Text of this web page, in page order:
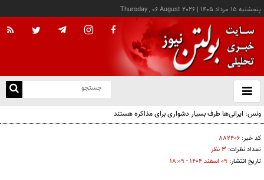
پنجشنبه ۱۵ مرداد ۱۴۰۵ |
Thursday , 06 August 2026
باز
و
کد خبر: ۸۸۲۴۰۶
تعداد نظرات: ۳ نظر
تاریخ انتشار: ۰۹ اسفند ۱۴۰۴ - ۱۸:۰۹